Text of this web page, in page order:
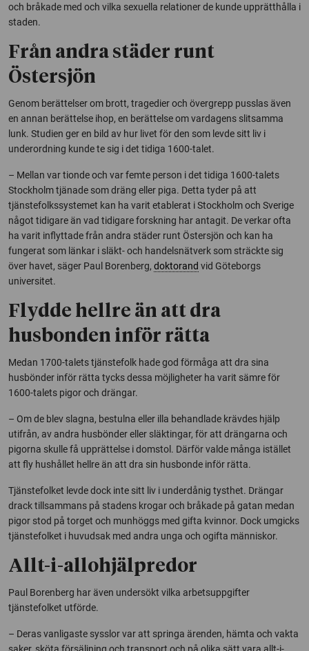
och bråkade med och vilka sexuella relationer de kunde upprätthålla i
staden.
Från andra städer runt
Östersjön
Genom berättelser om brott, tragedier och övergrepp pusslas även
en annan berättelse ihop, en berättelse om vardagens slitsamma
lunk. Studien ger en bild av hur livet för den som levde sitt liv i
underordning kunde te sig i det tidiga 1600-talet.
– Mellan var tionde och var femte person i det tidiga 1600-talets
Stockholm tjänade som dräng eller piga. Detta tyder på att
tjänstefolkssystemet kan ha varit etablerat i Stockholm och Sverige
något tidigare än vad tidigare forskning har antagit. De verkar ofta
ha varit inflyttade från andra städer runt Östersjön och kan ha
fungerat som länkar i släkt- och handelsnätverk som sträckte sig
över havet, säger Paul Borenberg, doktorand vid Göteborgs
universitet.
Flydde hellre än att dra
husbonden inför rätta
Medan 1700-talets tjänstefolk hade god förmåga att dra sina
husbönder inför rätta tycks dessa möjligheter ha varit sämre för
1600-talets pigor och drängar.
– Om de blev slagna, bestulna eller illa behandlade krävdes hjälp
utifrån, av andra husbönder eller släktingar, för att drängarna och
pigorna skulle få upprättelse i domstol. Därför valde många istället
att fly hushållet hellre än att dra sin husbonde inför rätta.
Tjänstefolket levde dock inte sitt liv i underdånig tysthet. Drängar
drack tillsammans på stadens krogar och bråkade på gatan medan
pigor stod på torget och munhöggs med gifta kvinnor. Dock umgicks
tjänstefolket i huvudsak med andra unga och ogifta människor.
Allt-i-allohjälpredor
Paul Borenberg har även undersökt vilka arbetsuppgifter
tjänstefolket utförde.
– Deras vanligaste sysslor var att springa ärenden, hämta och vakta